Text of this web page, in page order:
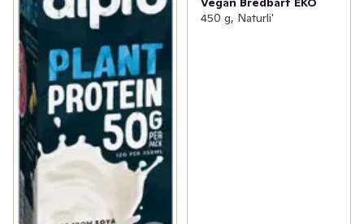
450 g, Naturli'